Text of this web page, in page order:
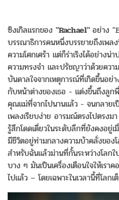
ซิงเกิลแรกของ "Rachael" อย่าง
บรรณาธิการคนหนึ่งบรรยายถึงเพล
ความโศกเศร้า แต่ก็ร่าเริงได้อย่าง
ความทรงจำ และปรัชญาว่าด้วยควา
บันดาลใจจากเหตุการณ์ที่เกิดขึ้นอย่
กับหน้าต่างของเธอ - แต่งขึ้นถึงลูก
คุณแม่ที่จากไปนานแล้ว - จนกลายเ
เพลงเรียบง่าย อารมณ์ตรงไปตรงม
รู้สึกโดดเดี่ยวในระดับลึกที่ยังคงอยู่
มีชีวิตอยู่ท่ามกลางความบ้าคลั่งของ
สำหรับฉันแล้วม่านที่กั้นระหว่างโลก
บาง ๆ มันเป็นเครื่องเตือนใจให้เ
ไปแล้ว – โดยเฉพาะในเวลานี้ที่โลก